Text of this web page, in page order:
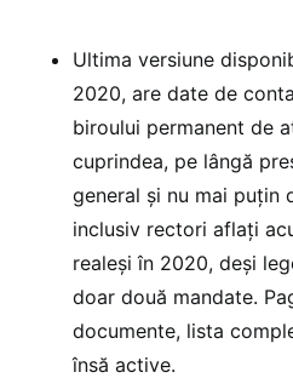
Ultima versiune
2020, are date de
biroului permanent de
cuprindea, pe lângă
general și nu mai puțin
inclusiv rectori aflați
realeși în 2020, deși
doar două mandate.
documente, lista
însă active.